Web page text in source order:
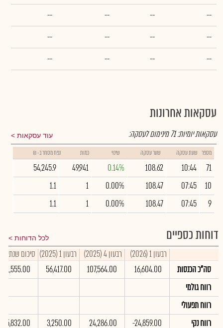
--
--
--
--
--
--
--
--
--
--
--
--
עסקאות אחרונות
עוד עסקאות עסקאות יומיות:71מינימום לעסקה:
מספר שעת עסקה שער עסקה שינוי כמות נפח מסחר ב- ₪
71
10:44
108.62
0.14%
49,941
54,245.9
10
07:45
108.47
0.00%
1
1.1
9
07:45
108.47
0.00%
1
1.1
דוחות כספיים לכל הדוחות
רבעון 1 (2026) רבעון 4 (2025) רבעון 1 (2025)
סיכום שנתי 2025
סה"כ הכנסות
16,604.00
107,564.00
56,417.00
411,555.00
רווח גולמי
רווח תפעולי
רווח נקי
-24,859.00
24,286.00
3,250.00
85,832.00